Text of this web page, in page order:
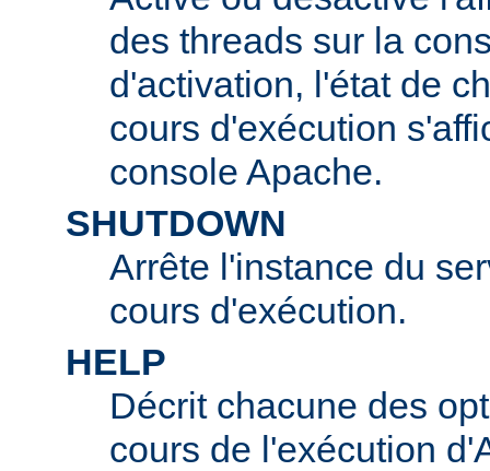
des threads sur la
d'activation, l'état de
cours d'exécution
console Apache.
SHUTDOWN
Arrête l'instance du
cours d'exécution.
HELP
Décrit chacune des
cours de l'exécution